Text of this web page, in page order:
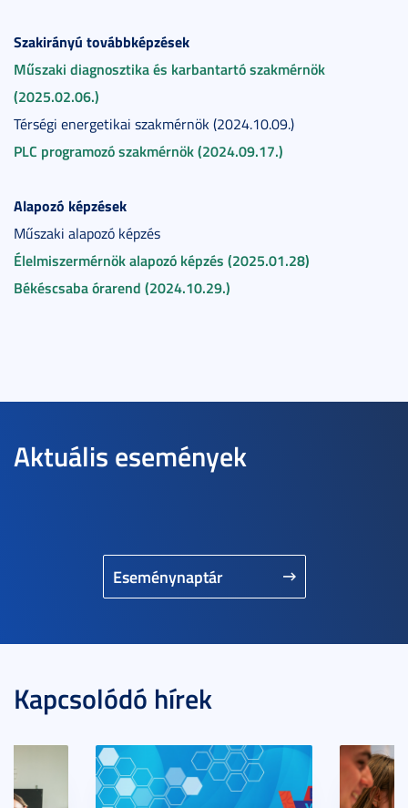
Szakirányú továbbképzések
Műszaki diagnosztika és karbantartó szakmérnök
(2025.02.06.)
Térségi energetikai szakmérnök (2024.10.09.)
PLC programozó szakmérnök (2024.09.17.)
Alapozó képzések
Műszaki alapozó képzés
Élelmiszermérnök alapozó képzés (2025.01.28)
Békéscsaba órarend (2024.10.29.)
Aktuális események
Eseménynaptár
Kapcsolódó hírek